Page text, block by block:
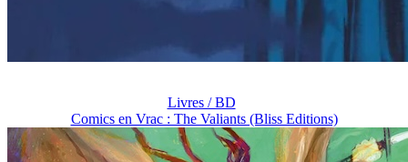
Livres / BD
Comics en Vrac : The Valiants (Bliss Editions)